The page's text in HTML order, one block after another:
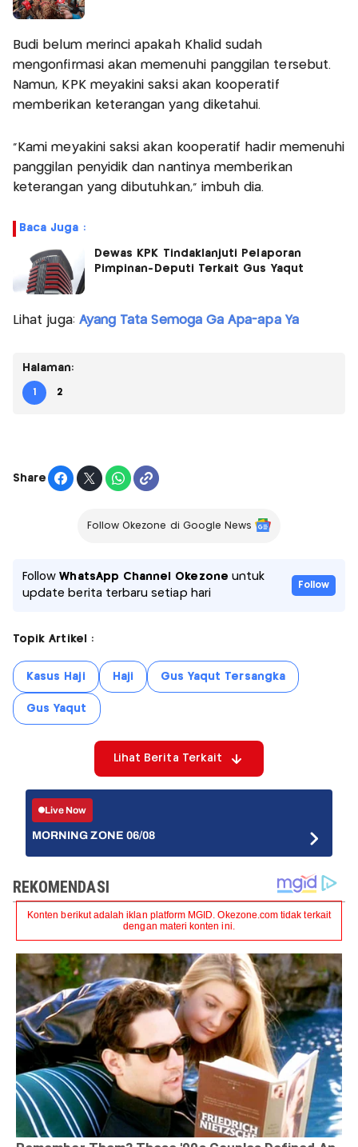
Budi belum merinci apakah Khalid sudah
mengonfirmasi akan memenuhi panggilan tersebut.
Namun, KPK meyakini saksi akan kooperatif
memberikan keterangan yang diketahui.
"Kami meyakini saksi akan kooperatif hadir memenuhi
panggilan penyidik dan nantinya memberikan
keterangan yang dibutuhkan," imbuh dia.
Baca Juga :
Dewas KPK Tindaklanjuti Pelaporan
Pimpinan-Deputi Terkait Gus Yaqut
Lihat juga: Ayang Tata Semoga Ga Apa-apa Ya
Halaman:
1 2
Share
Follow Okezone di Google News
FollowWhatsApp Channel Okezone untuk
update berita terbaru setiap hari
Follow
Topik Artikel :
Kasus Haji Haji Gus Yaqut Tersangka
Gus Yaqut
Lihat Berita Terkait
Live Now
MORNING ZONE 06/08